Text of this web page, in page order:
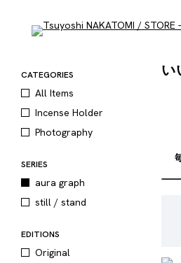
CATEGORIES
All Items
Incense Holder
Photography
SERIES
aura graph
still / stand
EDITIONS
Original
い